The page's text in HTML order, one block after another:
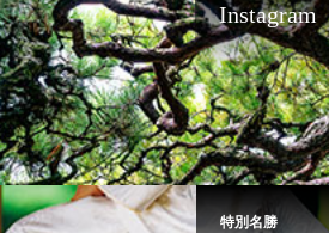
Instagram
特別名勝